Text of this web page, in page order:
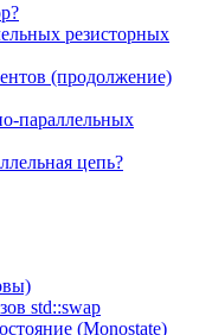
резисторных
(продолжение)
параллельных
цепь?
std::swap
(Monostate)